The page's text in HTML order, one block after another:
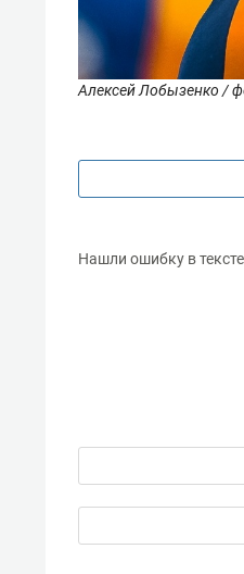
Алексей Лобызенко /
Нашли ошибку в